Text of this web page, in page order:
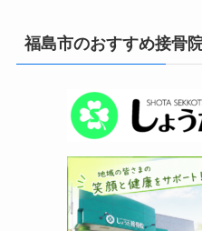
福島市のおすすめ接骨